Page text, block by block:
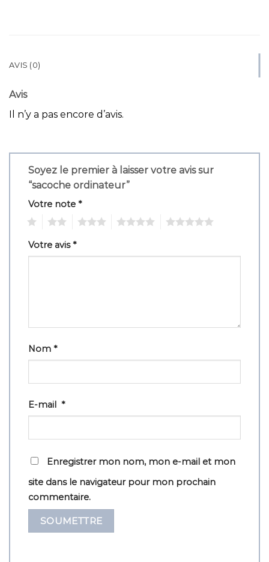
AVIS (0)
Avis
Il n’y a pas encore d’avis.
Soyez le premier à laisser votre avis sur
“sacoche ordinateur”
Votre note *
Votre avis*
Nom *
E-mail *
Enregistrer mon nom, mon e-mail et mon
site dans le navigateur pour mon prochain
commentaire.